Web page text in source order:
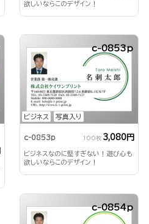
欲しいならこのデザイン！
ビジネス 写真入り
c-0853p
c-0853p 100枚 3,080円
ビジネスなのに堅すぎない！遊び心も
欲しいならこのデザイン！
c-0854p